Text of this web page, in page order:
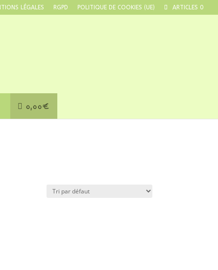
LÉGALES RGPD POLITIQUE DE COOKIES (UE) ARTICLES 0
0,00€